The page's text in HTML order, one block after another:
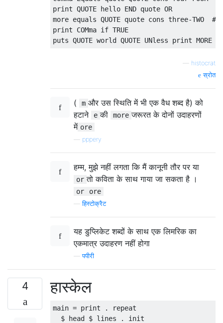
print QUOTE hello END quote OR
more equals QUOTE quote cons three-TWO
print COMma if TRUE
histocrat
स्रोत
( m और उस स्थिति में भी एक वैध शब्द है) को
हटाने
e की more जरूरत के दोनों उदाहरणों
में ore
pppery
हम्म, मुझे नहीं लगता कि मैं कानूनी तौर पर या
or तो कविता के साथ गाया जा सकता है ।
or ore
—हिस्टोक्रैट
यह डुप्लिकेट शब्दों के साथ एक लिमरिक का
एकमात्र उदाहरण नहीं होगा
—पपीरी
4 हास्केल
main = print . repeat
  $ head $ lines . init